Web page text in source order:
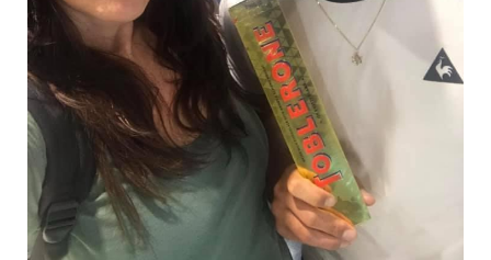
ענבר ליטר, אמו של מיכאל ליזמי ז"ל. צילום: פרטי
ענבר ליטר